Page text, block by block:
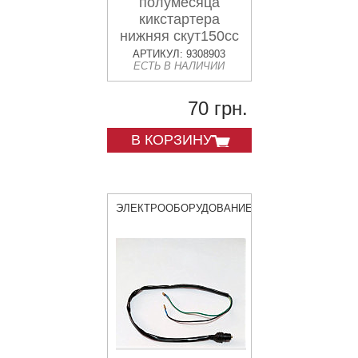
кикстартера
нижняя скут150сс
АРТИКУЛ: 9308903
ЕСТЬ В НАЛИЧИИ
70 грн.
В КОРЗИНУ
ЭЛЕКТРООБОРУДОВАНИЕ